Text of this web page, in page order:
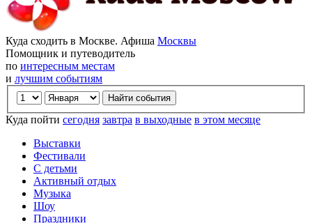
Куда сходить в Москве. Афиша Москвы
Помощник и путеводитель
по интересным местам
и лучшим событиям
Куда пойти сегодня завтра в выходные в этом месяце
Выставки
Фестивали
С детьми
Активный отдых
Музыка
Шоу
Праздники